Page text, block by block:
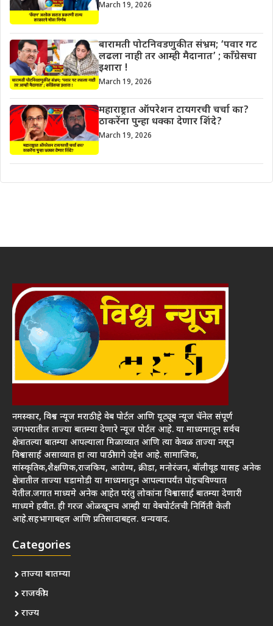
March 19, 2026
बारामती पोटनिवडणुकीत संभ्रम; ‘पवार गट
लढला नाही तर आम्ही मैदानात’ ; काँग्रेसचा
इशारा !
March 19, 2026
महाराष्ट्रात ऑपरेशन टायगरची चर्चा का?
ठाकरेंना पुन्हा धक्का देणार शिंदे?
March 19, 2026
नमस्कार, विश्व न्यूज मराठी हे वेब पोर्टल आणि यूट्यूब न्यूज चॅनेल संपूर्ण
जगभरातील ताज्या बातम्या देणारे न्यूज पोर्टल आहे. या माध्यमातून सर्वच
क्षेत्रातल्या बातम्या आपल्याला मिळाव्यात आणि त्या केवळ ताज्या नसून
विश्वासार्ह असाव्यात हा त्या पाठीमागे उद्देश आहे. सामाजिक,
सांस्कृतिक,शैक्षणिक,राजकिय, आरोग्य, क्रीडा, मनोरंजन, बॉलीवूड यासह अनेक
क्षेत्रातील ताज्या घडामोडी या माध्यमातुन आपल्यापर्यंत पोहचविण्यात
येतील.जगात माध्यमे अनेक आहेत परंतु लोकांना विश्वासार्ह बातम्या देणारी
माध्यमे हवीत. ही गरज ओळखूनच आम्ही या वेबपोर्टलची निर्मिती केली
आहे.सहभागाबद्दल आणि प्रतिसादाबद्दल. धन्यवाद.
Categories
ताज्या बातम्या
राजकीय
राज्य